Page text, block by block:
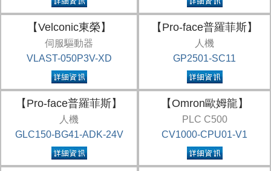
【Velconic東榮】
伺服驅動器
VLAST-050P3V-XD
【Pro-face普羅菲斯】
人機
GP2501-SC11
【Pro-face普羅菲斯】
人機
GLC150-BG41-ADK-24V
【Omron歐姆龍】
PLC C500
CV1000-CPU01-V1